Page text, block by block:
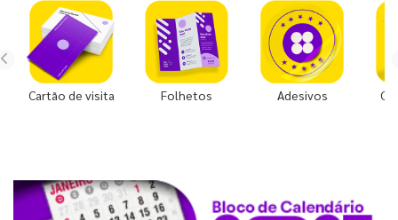
Cartão de visita Folhetos Adesivos